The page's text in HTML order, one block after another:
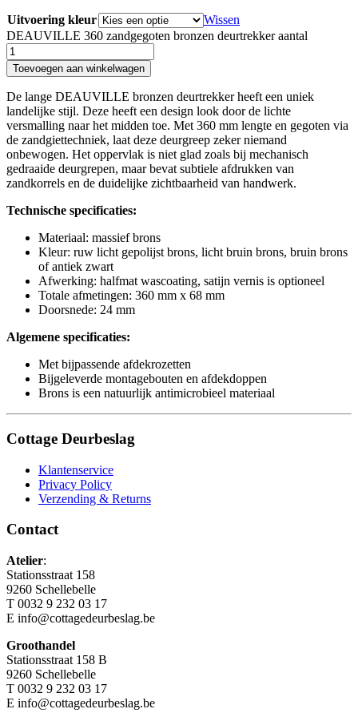
Uitvoering kleur
Wissen
DEAUVILLE 360 zandgegoten bronzen deurtrekker aantal
Toevoegen aan winkelwagen
De lange DEAUVILLE bronzen deurtrekker heeft een uniek
landelijke stijl. Deze heeft een design look door de lichte
versmalling naar het midden toe. Met 360 mm lengte en gegoten via
de zandgiettechniek, laat deze deurgreep zeker niemand
onbewogen. Het oppervlak is niet glad zoals bij mechanisch
gedraaide deurgrepen, maar bevat subtiele afdrukken van
zandkorrels en de duidelijke zichtbaarheid van handwerk.
Technische specificaties:
Materiaal: massief brons
Kleur: ruw licht gepolijst brons, licht bruin brons, bruin brons
of antiek zwart
Afwerking: halfmat wascoating, satijn vernis is optioneel
Totale afmetingen: 360 mm x 68 mm
Doorsnede: 24 mm
Algemene specificaties:
Met bijpassende afdekrozetten
Bijgeleverde montagebouten en afdekdoppen
Brons is een natuurlijk antimicrobieel materiaal
Cottage Deurbeslag
Klantenservice
Privacy Policy
Verzending & Returns
Contact
Atelier:
Stationsstraat 158
9260 Schellebelle
T 0032 9 232 03 17
E info@cottagedeurbeslag.be
Groothandel
Stationsstraat 158 B
9260 Schellebelle
T 0032 9 232 03 17
E info@cottagedeurbeslag.be